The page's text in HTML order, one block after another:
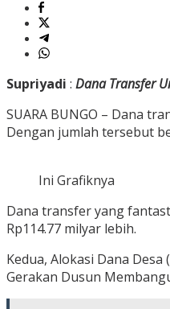
Supriyadi : Dana Transfer
SUARA BUNGO – Dana
Dengan jumlah tersebut
Ini Grafiknya
Dana transfer yang
Rp114.77 milyar lebih.
Kedua, Alokasi Dana
Gerakan Dusun